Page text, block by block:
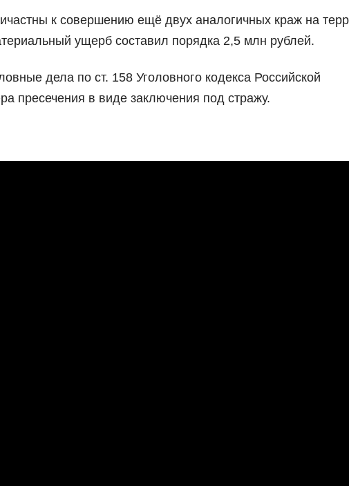
к совершению ещё двух аналогичных краж на
ущерб составил порядка 2,5 млн рублей.
дела по ст. 158 Уголовного кодекса Российской
пресечения в виде заключения под стражу.